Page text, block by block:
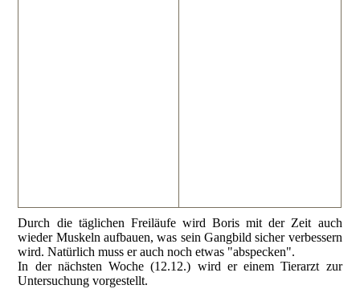
Durch die täglichen Freiläufe wird Boris mit der Zeit auch
wieder Muskeln aufbauen, was sein Gangbild sicher verbessern
wird. Natürlich muss er auch noch etwas "abspecken".
In der nächsten Woche (12.12.) wird er einem Tierarzt zur
Untersuchung vorgestellt.